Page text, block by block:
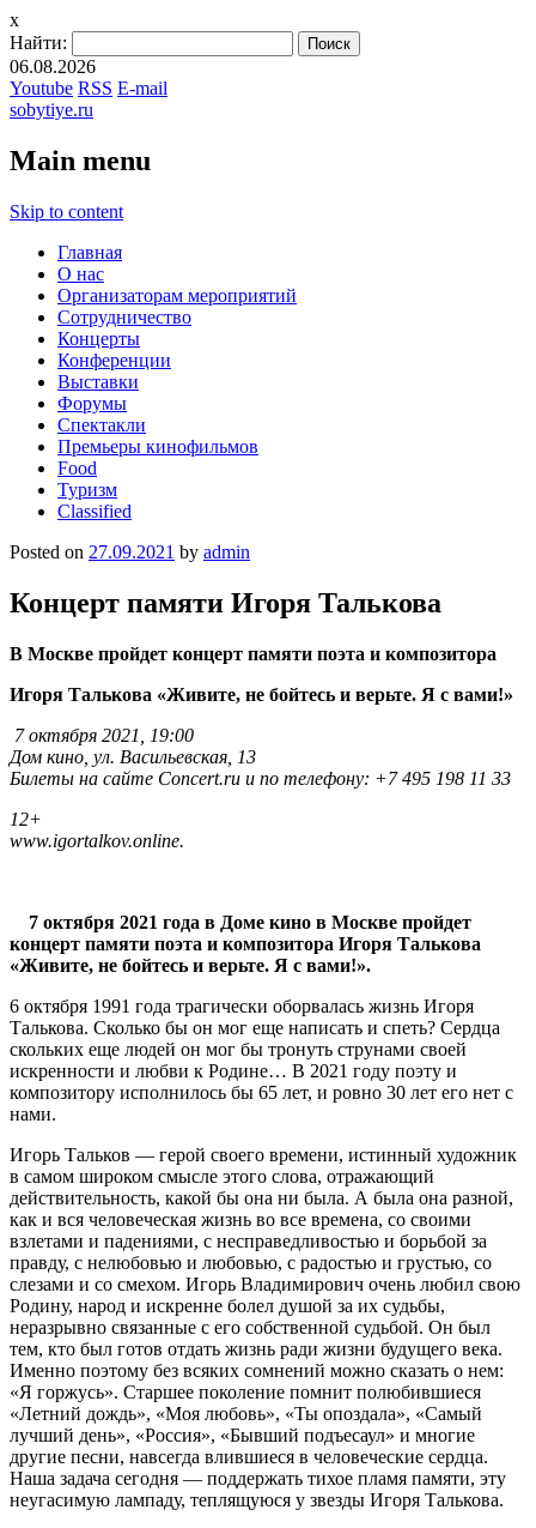
x
Найти:
06.08.2026
Youtube RSS E-mail
sobytiye.ru
Main menu
Skip to content
Главная
О нас
Организаторам мероприятий
Сотрудничество
Концерты
Конференции
Выставки
Форумы
Спектакли
Премьеры кинофильмов
Food
Туризм
Сlassified
Posted on 27.09.2021 by admin
Концерт памяти Игоря Талькова
В Москве пройдет концерт памяти поэта и композитора
Игоря Талькова «Живите, не бойтесь и верьте. Я с вами!»
7 октября 2021, 19:00
Дом кино, ул. Васильевская, 13
Билеты на сайте Concert.ru и по телефону: +7 495 198 11 33
12+
www.igortalkov.online.
7 октября 2021 года в Доме кино в Москве пройдет
концерт памяти поэта и композитора Игоря Талькова
«Живите, не бойтесь и верьте. Я с вами!».
6 октября 1991 года трагически оборвалась жизнь Игоря
Талькова. Сколько бы он мог еще написать и спеть? Сердца
скольких еще людей он мог бы тронуть струнами своей
искренности и любви к Родине… В 2021 году поэту и
композитору исполнилось бы 65 лет, и ровно 30 лет его нет с
нами.
Игорь Тальков — герой своего времени, истинный художник
в самом широком смысле этого слова, отражающий
действительность, какой бы она ни была. А была она разной,
как и вся человеческая жизнь во все времена, со своими
взлетами и падениями, с несправедливостью и борьбой за
правду, с нелюбовью и любовью, с радостью и грустью, со
слезами и со смехом. Игорь Владимирович очень любил свою
Родину, народ и искренне болел душой за их судьбы,
неразрывно связанные с его собственной судьбой. Он был
тем, кто был готов отдать жизнь ради жизни будущего века.
Именно поэтому без всяких сомнений можно сказать о нем:
«Я горжусь». Старшее поколение помнит полюбившиеся
«Летний дождь», «Моя любовь», «Ты опоздала», «Самый
лучший день», «Россия», «Бывший подъесаул» и многие
другие песни, навсегда влившиеся в человеческие сердца.
Наша задача сегодня — поддержать тихое пламя памяти, эту
неугасимую лампаду, теплящуюся у звезды Игоря Талькова.